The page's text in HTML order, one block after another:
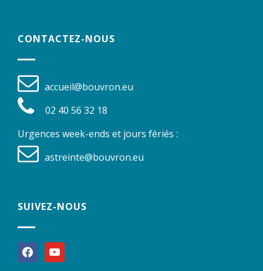
CONTACTEZ-NOUS
accueil@bouvron.eu
02 40 56 32 18
Urgences week-ends et jours fériés :
astreinte@bouvron.eu
SUIVEZ-NOUS
facebookyoutube